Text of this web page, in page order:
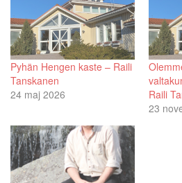
Pyhän Hengen kaste – Raili
Tanskanen
24 maj 2026
Raili
23